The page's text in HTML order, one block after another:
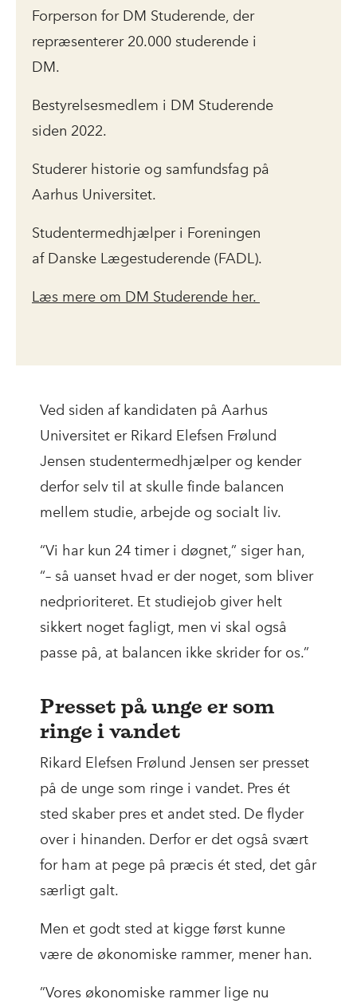
Forperson for DM Studerende, der
repræsenterer 20.000 studerende i
DM.
Bestyrelsesmedlem i DM Studerende
siden 2022.
Studerer historie og samfundsfag på
Aarhus Universitet.
Studentermedhjælper i Foreningen
af Danske Lægestuderende (FADL).
Læs mere om DM Studerende her.
Ved siden af kandidaten på Aarhus
Universitet er Rikard Elefsen Frølund
Jensen studentermedhjælper og kender
derfor selv til at skulle finde balancen
mellem studie, arbejde og socialt liv.
“Vi har kun 24 timer i døgnet,” siger han,
“– så uanset hvad er der noget, som bliver
nedprioriteret. Et studiejob giver helt
sikkert noget fagligt, men vi skal også
passe på, at balancen ikke skrider for os.”
Presset på unge er som
ringe i vandet
Rikard Elefsen Frølund Jensen ser presset
på de unge som ringe i vandet. Pres ét
sted skaber pres et andet sted. De flyder
over i hinanden. Derfor er det også svært
for ham at pege på præcis ét sted, det går
særligt galt.
Men et godt sted at kigge først kunne
være de økonomiske rammer, mener han.
”Vores økonomiske rammer lige nu